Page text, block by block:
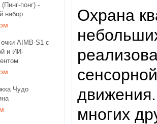
(Пинг-понг) -
набор
AIMB-S1 с
и ИИ-
Чудо
Охрана
многих